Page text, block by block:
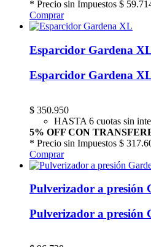
* Precio sin Impuestos $
Comprar
Esparcidor Gardena
Esparcidor Gardena
$ 350.950
HASTA 6 cuotas sin
5% OFF CON
* Precio sin Impuestos $
Comprar
Pulverizador a presión
Pulverizador a presión